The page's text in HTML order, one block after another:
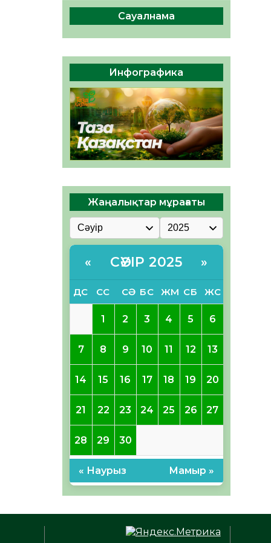
беруге дайын
ӘРБІР ДАУЫС – ҚОҒАМ
ДАМУЫНА ҚОСЫЛҒАН
ҮЛЕС
05.08.2026
35 0
Сауалнама
Инфографика
Жаңалықтар мұрағаты
« СӘУІР 2025 »
ДС СС СӘ БС ЖМ СБ ЖС
1 2 3 4 5 6
7 8 9 10 11 12 13
14 15 16 17 18 19 20
21 22 23 24 25 26 27
28 29 30
« Наурыз Мамыр »